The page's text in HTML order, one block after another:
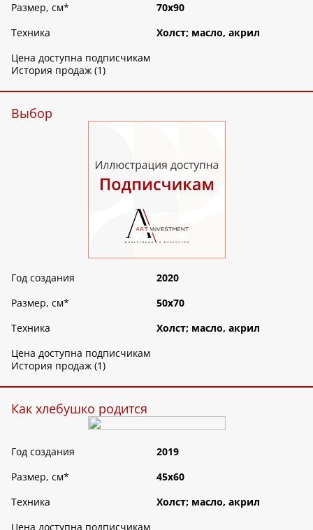
Размер, см*
70х90
Техника
Холст; масло, акрил
Цена доступна подписчикам
История продаж (1)
Выбор
Год создания
2020
Размер, см*
50х70
Техника
Холст; масло, акрил
Цена доступна подписчикам
История продаж (1)
Как хлебушко родится
Год создания
2019
Размер, см*
45х60
Техника
Холст; масло, акрил
Цена доступна подписчикам